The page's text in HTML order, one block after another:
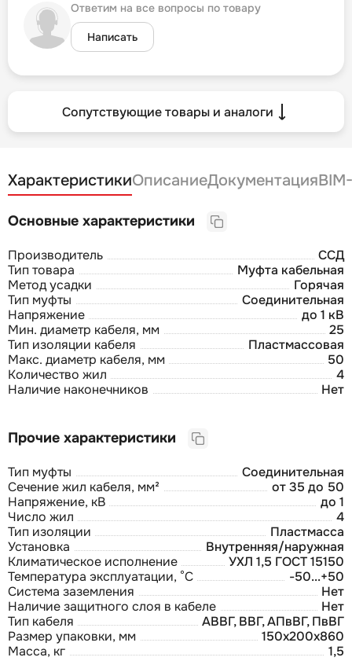
Ответим на все вопросы по товару
Написать
Сопутствующие товары и аналоги
ХарактеристикиОписаниеДокументация
Основные характеристики
Производитель
ССД
Тип товара
Муфта кабельная
Метод усадки
Горячая
Тип муфты
Соединительная
Напряжение
до 1 кВ
Мин. диаметр кабеля, мм
25
Тип изоляции кабеля
Пластмассовая
Макс. диаметр кабеля, мм
50
Количество жил
4
Наличие наконечников
Нет
Прочие характеристики
Тип муфты
Соединительная
Сечение жил кабеля, мм²
от 35 до 50
Напряжение, кВ
до 1
Число жил
4
Тип изоляции
Пластмасса
Установка
Внутренняя/наружная
Климатическое исполнение
УХЛ 1,5 ГОСТ 15150
Температура эксплуатации, °С
-50...+50
Система заземления
Нет
Наличие защитного слоя в кабеле
Нет
Тип кабеля
АВВГ, ВВГ, АПвВГ, ПвВГ
Размер упаковки, мм
150x200x860
Масса, кг
1,5